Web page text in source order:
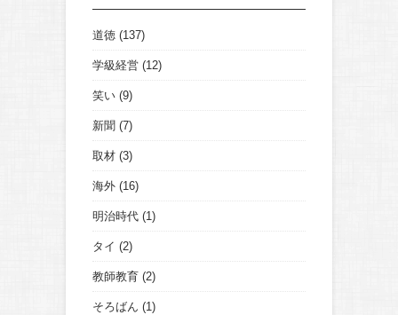
道徳 (137)
学級経営 (12)
笑い (9)
新聞 (7)
取材 (3)
海外 (16)
明治時代 (1)
タイ (2)
教師教育 (2)
そろばん (1)